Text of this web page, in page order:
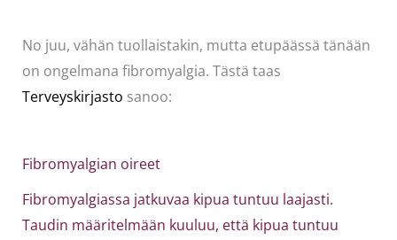
No juu, vähän tuollaistakin, mutta etupäässä tänään
on ongelmana fibromyalgia. Tästä taas
Terveyskirjasto sanoo:
Fibromyalgian oireet
Fibromyalgiassa jatkuvaa kipua tuntuu laajasti.
Taudin määritelmään kuuluu, että kipua tuntuu